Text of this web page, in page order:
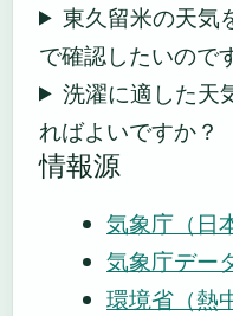
東久留米の天気
で確認したいので
洗濯に適した天
ればよいですか？
情報源
気象庁（日
気象庁デー
環境省（熱